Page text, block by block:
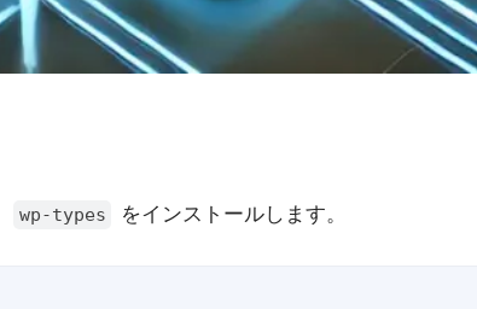
wp-types をインストールします。